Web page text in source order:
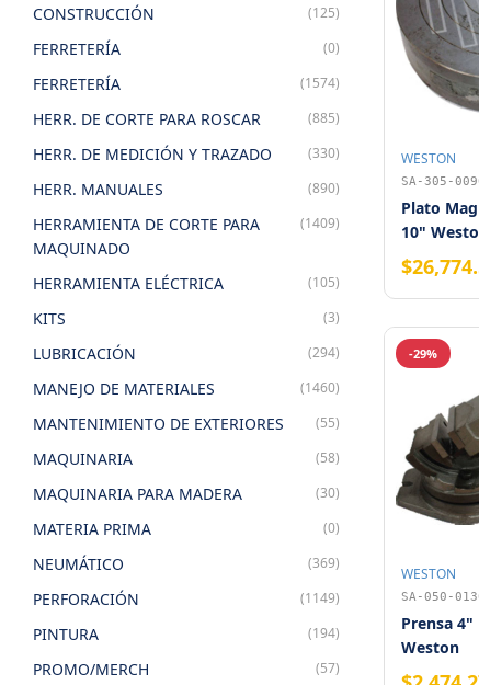
CONSTRUCCIÓN (125)
FERRETERÍA (0)
FERRETERÍA (1574)
HERR. DE CORTE PARA ROSCAR (885)
HERR. DE MEDICIÓN Y TRAZADO (330)
HERR. MANUALES (890)
HERRAMIENTA DE CORTE PARA
MAQUINADO
(1409)
HERRAMIENTA ELÉCTRICA (105)
KITS (3)
LUBRICACIÓN (294)
MANEJO DE MATERIALES (1460)
MANTENIMIENTO DE EXTERIORES (55)
MAQUINARIA (58)
MAQUINARIA PARA MADERA (30)
MATERIA PRIMA (0)
NEUMÁTICO (369)
PERFORACIÓN (1149)
PINTURA (194)
PROMO/MERCH (57)
WESTON
SA-305-
Plato
10"
-29%
WESTON
SA-050-
Prensa
Weston